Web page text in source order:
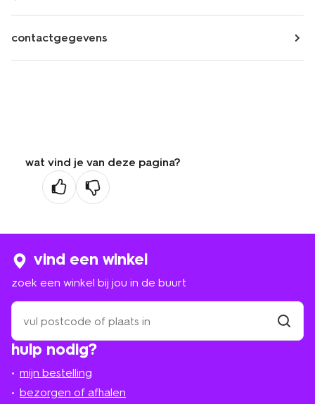
contactgegevens
wat vind je van deze pagina?
hulp nodig?
mijn bestelling
bezorgen of afhalen
vind een winkel
zoek een winkel bij jou in de buurt
zoek
een
winkel
bij
in
de